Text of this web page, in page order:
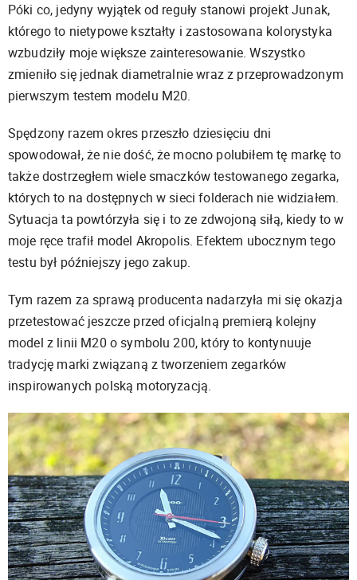
Póki co, jedyny wyjątek od reguły stanowi projekt Junak,
którego to nietypowe kształty i zastosowana kolorystyka
wzbudziły moje większe zainteresowanie. Wszystko
zmieniło się jednak diametralnie wraz z przeprowadzonym
pierwszym testem modelu M20.
Spędzony razem okres przeszło dziesięciu dni
spowodował, że nie dość, że mocno polubiłem tę markę to
także dostrzegłem wiele smaczków testowanego zegarka,
których to na dostępnych w sieci folderach nie widziałem.
Sytuacja ta powtórzyła się i to ze zdwojoną siłą, kiedy to w
moje ręce trafił model Akropolis. Efektem ubocznym tego
testu był późniejszy jego zakup.
Tym razem za sprawą producenta nadarzyła mi się okazja
przetestować jeszcze przed oficjalną premierą kolejny
model z linii M20 o symbolu 200, który to kontynuuje
tradycję marki związaną z tworzeniem zegarków
inspirowanych polską motoryzacją.